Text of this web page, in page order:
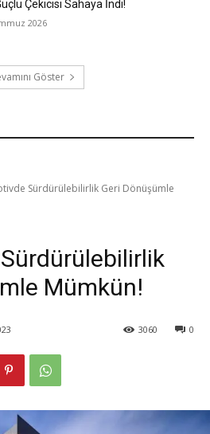
Çekicisi Sahaya İndi!
2026
Göster